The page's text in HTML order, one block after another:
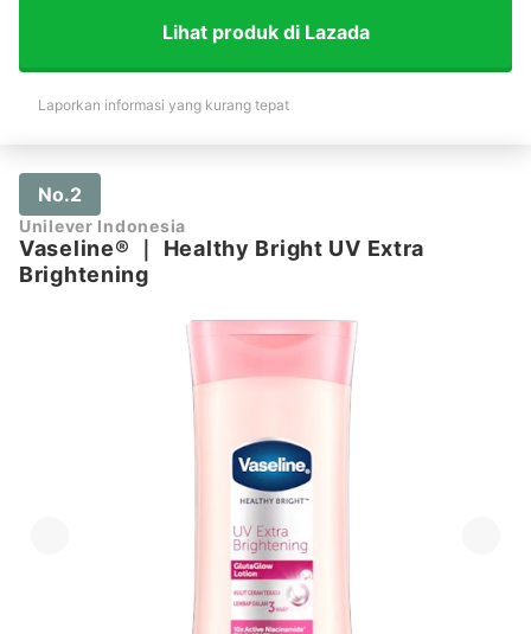
Lihat produk di Lazada
Laporkan informasi yang kurang tepat
No.2
Unilever Indonesia
Vaseline®
Healthy Bright UV Extra
Brightening